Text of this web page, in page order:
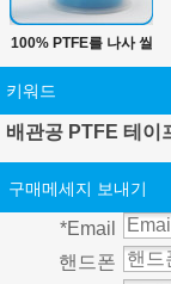
100% PTFE를 나사 씰
키워드
배관공 PTFE 테이
구매메세지 보내기
*Email
핸드폰